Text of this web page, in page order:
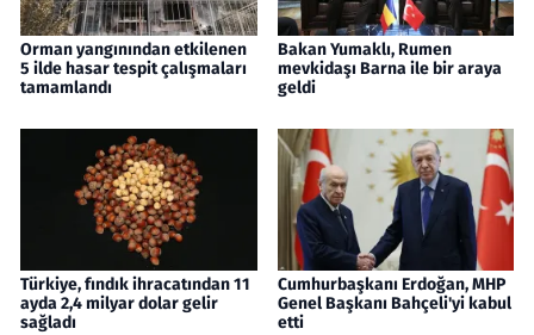
Orman yangınından etkilenen
5 ilde hasar tespit çalışmaları
tamamlandı
Bakan Yumaklı, Rumen
mevkidaşı Barna ile bir araya
geldi
Türkiye, fındık ihracatından 11
ayda 2,4 milyar dolar gelir
sağladı
Cumhurbaşkanı Erdoğan, MHP
Genel Başkanı Bahçeli'yi kabul
etti